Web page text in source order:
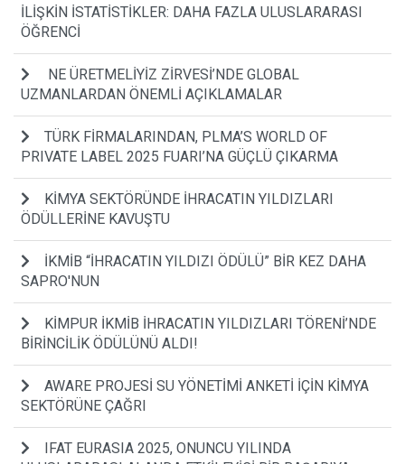
İLİŞKİN İSTATİSTİKLER: DAHA FAZLA ULUSLARARASI
ÖĞRENCİ
NE ÜRETMELİYİZ ZİRVESİ’NDE GLOBAL
UZMANLARDAN ÖNEMLİ AÇIKLAMALAR
TÜRK FİRMALARINDAN, PLMA’S WORLD OF
PRIVATE LABEL 2025 FUARI’NA GÜÇLÜ ÇIKARMA
KİMYA SEKTÖRÜNDE İHRACATIN YILDIZLARI
ÖDÜLLERİNE KAVUŞTU
İKMİB “İHRACATIN YILDIZI ÖDÜLÜ” BİR KEZ DAHA
SAPRO'NUN
KİMPUR İKMİB İHRACATIN YILDIZLARI TÖRENİ’NDE
BİRİNCİLİK ÖDÜLÜNÜ ALDI!
AWARE PROJESİ SU YÖNETİMİ ANKETİ İÇİN KİMYA
SEKTÖRÜNE ÇAĞRI
IFAT EURASIA 2025, ONUNCU YILINDA